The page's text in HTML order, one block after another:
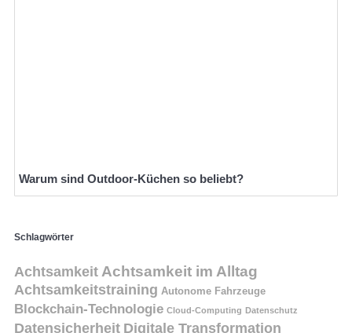
Warum sind Outdoor-Küchen so beliebt?
Schlagwörter
AchtsamkeitAchtsamkeit im Alltag
Achtsamkeitstraining Autonome Fahrzeuge
Blockchain-Technologie Cloud-Computing Datenschutz
Datensicherheit Digitale Transformation